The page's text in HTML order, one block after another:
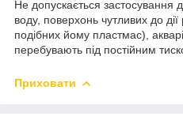
Не допускається застосування
воду, поверхонь чутливих до
подібних йому пластмас),
перебувають під постійним
Приховати